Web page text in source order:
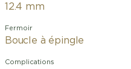
12.4 mm
Fermoir
Boucle à épingle
Complications